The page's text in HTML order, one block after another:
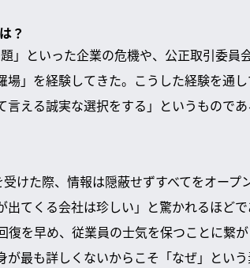
？
」といった企業の危機や、公正取引委員会
」を経験してきた。こうした経験を通
える誠実な選択をする」というものであ
けた際、情報は隠蔽せずすべてをオープ
てくる会社は珍しい」と驚かれるほど
を早め、従業員の士気を保つことに繋
最も詳しくないからこそ「なぜ」とい